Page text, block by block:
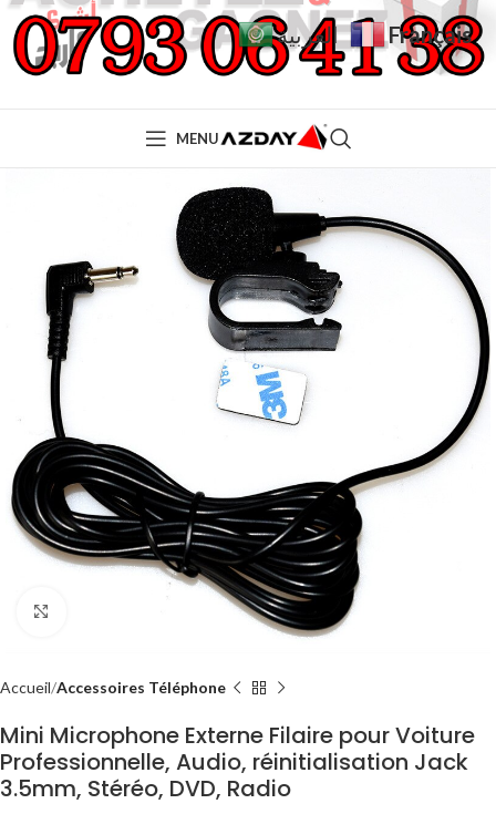
MENU
Accueil Accessoires Téléphone
Mini Microphone Externe Filaire pour Voiture
Professionnelle, Audio, réinitialisation Jack
3.5mm, Stéréo, DVD, Radio
العربية Français